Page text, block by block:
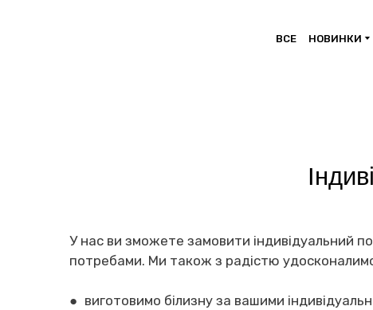
ВСЕ НОВИНКИ
У нас ви зможете замовити індивідуальний
потребами. Ми також з радістю
● виготовимо білизну за вашими